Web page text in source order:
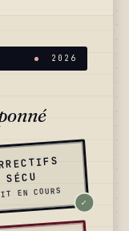
2026
SÉCU
EN COURS
✓